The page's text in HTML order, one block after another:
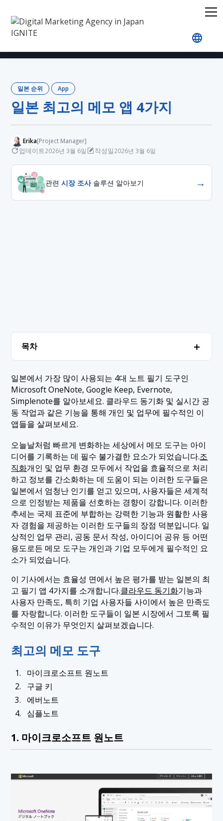
일본 최고
일본 순위 App
일본 최고의 메모 앱 4가지
Erika[Project Manager]
업데이트2026년 3월 6일 작성일2026년 3월 6일
관련시장 조사솔루션 알아보기 →
목차 ＋
1.1 1. 마이크로소프트 원노트
1.2 2. 구글 킵
1.3 3. 에버노트
1.4 4. 심플노트
2. 결론
일본에서 가장 많이 사용되는 4대 노트 필기 도구인
Microsoft OneNote, Google Keep, Evernote,
Simplenote를 알아보세요. 클라우드 동기화 및 실시간 공
동 작업과 같은 기능을 통해 개인 및 업무에 필수적인 이
앱들을 살펴보세요.
오늘날처럼 빠르게 변화하는 세상에서 메모 도구는 아이
디어를 기록하는 데 필수 불가결한 요소가 되었습니다.조
직화개인 및 업무 환경 모두에서 작업을 효율적으로 처리
하고 정보를 간소화하는 데 도움이 되는 이러한 도구들은
일본에서 엄청난 인기를 얻고 있으며, 사용자들은 세계적
으로 인정받는 제품을 선호하는 경향이 강합니다. 이러한
추세는 국제 표준에 부합하는 강력한 기능과 원활한 사용
자 경험을 제공하는 이러한 도구들의 장점 덕분입니다. 일
상적인 업무 관리, 공동 문서 작성, 아이디어 공유 등 어떤
용도로든 메모 도구는 개인과 기업 모두에게 필수적인 요
소가 되었습니다.
이 기사에서는 효율성 면에서 높은 평가를 받는 일본의 최
고 필기 앱 4가지를 소개합니다.클라우드 동기화기능과
사용자 만족도, 특히 기업 사용자들 사이에서 높은 만족도
를 자랑합니다. 이러한 도구들이 일본 시장에서 그토록 필
수적인 이유가 무엇인지 살펴보겠습니다.
최고의 메모 도구
마이크로소프트 원노트
구글 키
에버노트
심플노트
1. 마이크로소프트 원노트